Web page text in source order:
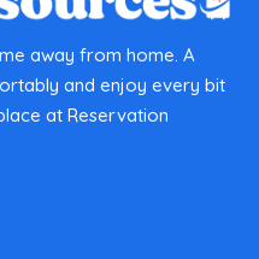
away from home. A
and enjoy every bit
at Reservation